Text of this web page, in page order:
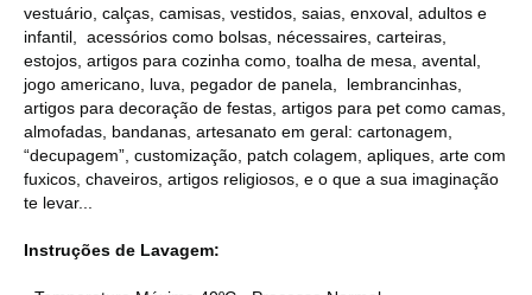
vestuário, calças, camisas, vestidos, saias, enxoval, adultos e
infantil, acessórios como bolsas, nécessaires, carteiras,
estojos, artigos para cozinha como, toalha de mesa, avental,
jogo americano, luva, pegador de panela, lembrancinhas,
artigos para decoração de festas, artigos para pet como camas,
almofadas, bandanas, artesanato em geral: cartonagem,
“decupagem”, customização, patch colagem, apliques, arte com
fuxicos, chaveiros, artigos religiosos, e o que a sua imaginação
te levar...
Instruções de Lavagem: